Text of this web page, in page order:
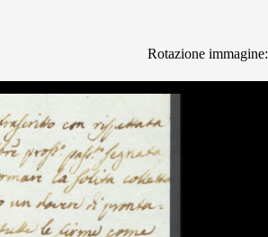
Rotazione immagine: